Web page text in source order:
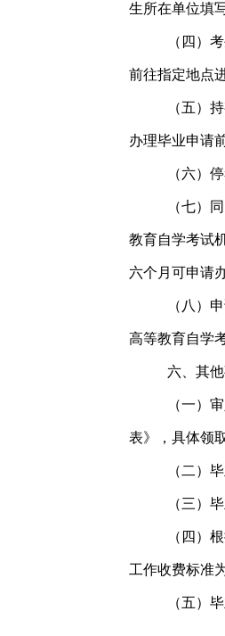
生所在单位填
（四）
前往指定地点
（五）
办理毕业申请
（六）
（七）
教育自学考试
六个月可申请
（八）
高等教育自学
六、其
（一）
表》，具体领
（二）
（三）
（四）
工作收费标准
（五）